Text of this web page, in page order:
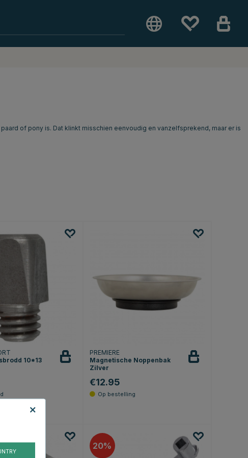
of pony is. Dat klinkt misschien eenvoudig en vanzelfsprekend, maar er is
10*13
PREMIERE
Magnetische Noppenbak
Zilver
€12.95
20